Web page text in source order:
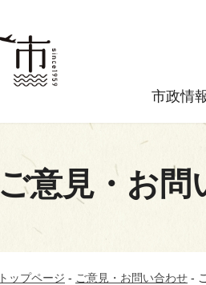
市政情
ご意見・お問
トップページ - ご意見・お問い合わせ -